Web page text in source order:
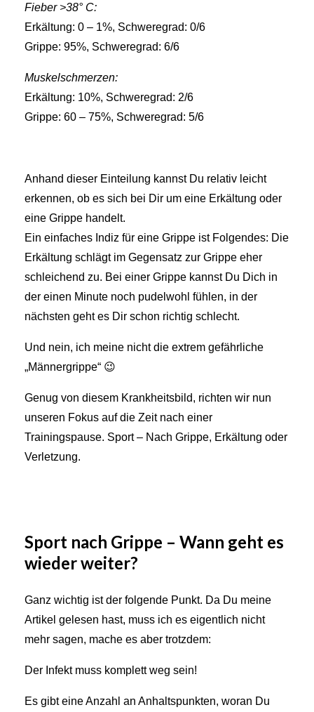
Fieber >38° C:
Erkältung: 0 – 1%, Schweregrad: 0/6
Grippe: 95%, Schweregrad: 6/6
Muskelschmerzen:
Erkältung: 10%, Schweregrad: 2/6
Grippe: 60 – 75%, Schweregrad: 5/6
Anhand dieser Einteilung kannst Du relativ leicht
erkennen, ob es sich bei Dir um eine Erkältung oder
eine Grippe handelt.
Ein einfaches Indiz für eine Grippe ist Folgendes: Die
Erkältung schlägt im Gegensatz zur Grippe eher
schleichend zu. Bei einer Grippe kannst Du Dich in
der einen Minute noch pudelwohl fühlen, in der
nächsten geht es Dir schon richtig schlecht.
Und nein, ich meine nicht die extrem gefährliche
„Männergrippe“ 😉
Genug von diesem Krankheitsbild, richten wir nun
unseren Fokus auf die Zeit nach einer
Trainingspause. Sport – Nach Grippe, Erkältung oder
Verletzung.
Sport nach Grippe – Wann geht es
wieder weiter?
Ganz wichtig ist der folgende Punkt. Da Du meine
Artikel gelesen hast, muss ich es eigentlich nicht
mehr sagen, mache es aber trotzdem:
Der Infekt muss komplett weg sein!
Es gibt eine Anzahl an Anhaltspunkten, woran Du